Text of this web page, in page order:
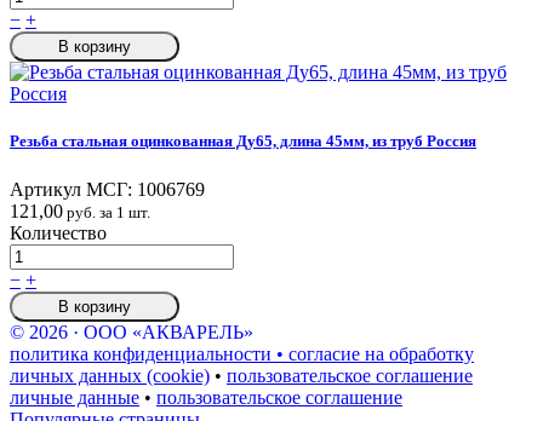
− +
В корзину
Резьба стальная оцинкованная Ду65, длина 45мм, из труб Россия
Артикул МСГ: 1006769
121,00 руб. за 1 шт.
Количество
− +
В корзину
© 2026 · ООО «АКВАРЕЛЬ»
политика конфиденциальности • согласие на обработку
личных данных (cookie) • пользовательское соглашение
личные данные • пользовательское соглашение